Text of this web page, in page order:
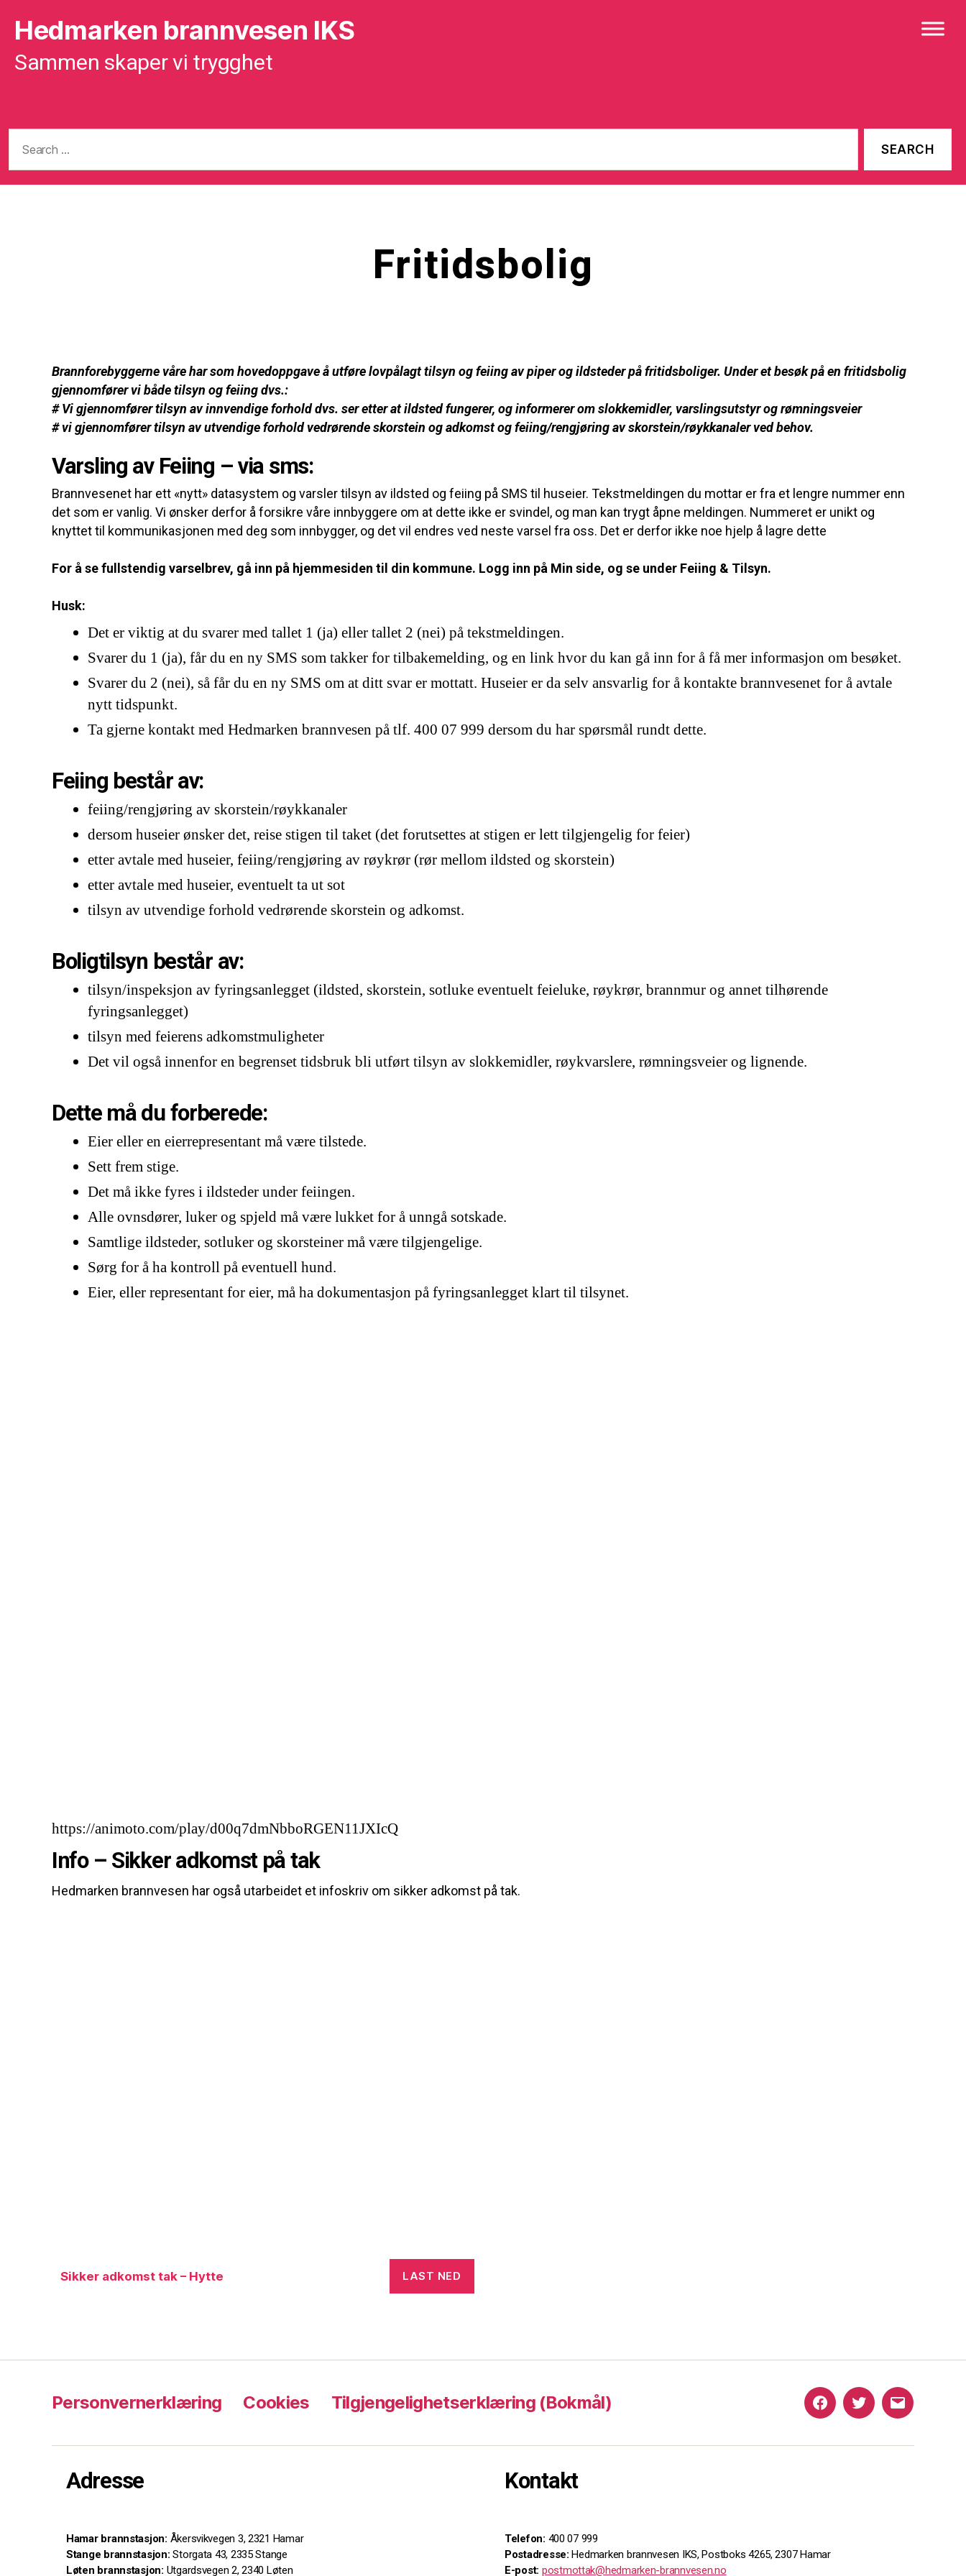
Hedmarken brannvesen IKS
Sammen skaper vi trygghet
for:
Fritidsbolig
Brannforebyggerne våre har som hovedoppgave å utføre lovpålagt tilsyn og feiing av piper og ildsteder på fritidsboliger. Under et besøk på en fritidsbolig
gjennomfører vibådetilsyn og feiing dvs.:
# Vigjennomfører tilsyn av innvendige forholddvs. seretter at ildsted fungerer, og informerer om slokkemidler, varslingsutstyr og rømningsveier
#vi gjennomfører tilsyn av utvendige forhold vedrørende skorstein og adkomst og feiing/rengjøring av skorstein/røykkanaler ved behov.
Varsling av Feiing – via sms:
Brannvesenet har ett «nytt» datasystem og varsler tilsyn av ildsted og feiing på SMS til huseier. Tekstmeldingen du mottar er fra et lengre nummer enn
det som er vanlig. Vi ønsker derfor å forsikre våre innbyggere om at dette ikke er svindel, og man kan trygt åpne meldingen. Nummeret er unikt og
knyttet til kommunikasjonen med deg som innbygger, og det vil endres ved neste varsel fra oss. Det er derfor ikke noe hjelp å lagre dette
For å se fullstendig varselbrev, gå inn på hjemmesiden til din kommune. Logg inn på Min side, og se under Feiing & Tilsyn.
Husk:
Det er viktig at du svarer med tallet 1 (ja) eller tallet 2 (nei) på tekstmeldingen.
Svarer du 1 (ja), får du en ny SMS som takker for tilbakemelding, og en link hvor du kan gå inn for å få mer informasjon om besøket.
Svarer du 2 (nei), så får du en ny SMS om at ditt svar er mottatt. Huseier er da selv ansvarlig for å kontakte brannvesenet for å avtale
nytt tidspunkt.
Ta gjerne kontakt med Hedmarken brannvesen på tlf. 400 07 999 dersom du har spørsmål rundt dette.
Feiing består av:
feiing/rengjøring av skorstein/røykkanaler
dersom huseier ønsker det, reise stigen til taket (det forutsettes at stigen er lett tilgjengelig for feier)
etter avtale med huseier, feiing/rengjøring av røykrør (rør mellom ildsted og skorstein)
etter avtale med huseier, eventuelt ta ut sot
tilsyn av utvendige forhold vedrørende skorstein og adkomst.
Boligtilsyn består av:
tilsyn/inspeksjon av fyringsanlegget (ildsted, skorstein, sotluke eventuelt feieluke, røykrør, brannmur og annet tilhørende
fyringsanlegget)
tilsyn med feierens adkomstmuligheter
Det vil også innenfor en begrenset tidsbruk bli utført tilsyn av slokkemidler, røykvarslere, rømningsveier og lignende.
Dette må du forberede:
Eier eller en eierrepresentant må være tilstede.
Sett frem stige.
Det må ikke fyres i ildsteder under feiingen.
Alle ovnsdører, luker og spjeld må være lukket for å unngå sotskade.
Samtlige ildsteder, sotluker og skorsteiner må være tilgjengelige.
Sørg for å ha kontroll på eventuell hund.
Eier, eller representant for eier, må ha dokumentasjon på fyringsanlegget klart til tilsynet.
https://animoto.com/play/d00q7dmNbboRGEN11JXIcQ
Info – Sikker adkomst på tak
Hedmarken brannvesen har også utarbeidet et infoskriv om sikker adkomst på tak.
Sikker adkomst tak – Hytte LAST NED
Personvernerklæring Cookies Tilgjengelighetserklæring (Bokmål) FacebookTwitterE-
Adresse
Hamar brannstasjon: Åkersvikvegen 3, 2321 Hamar
Stange brannstasjon:Storgata 43, 2335 Stange
Løten brannstasjon: Utgardsvegen 2, 2340 Løten
Kontakt
Telefon: 400 07 999
Postadresse: Hedmarken brannvesen IKS, Postboks 4265, 2307 Hamar
E-post: postmottak@hedmarken-brannvesen.no